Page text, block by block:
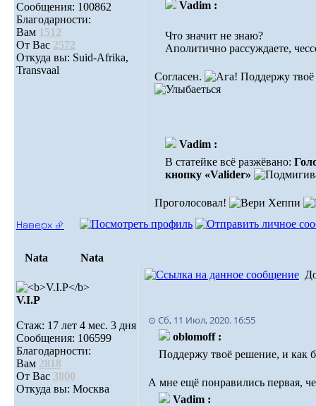
Сообщения: 100862
Благодарности:
Вам 1512
От Вас 2572
Откуда вы: Suid-Afrika,
Transvaal
Vadim :
Что значит не знаю?
Аполитично рассуждаете,
Согласен. Поддержу
Vadim :
В статейке всё разжёвано:
кнопку «Valider»
Проголосовал!
Наверх ⮵
Nata Nata
V.I.Р
Стаж: 17 лет 4 мес. 3 дня
Сообщения: 106599
Благодарности:
Вам 2818
От Вас 3800
Откуда вы: Москва
⊙ Сб, 11 Июл, 2020. 16:55
oblomoff :
Поддержу твоё решение, и как
А мне ещё понравились первая,
Vadim :